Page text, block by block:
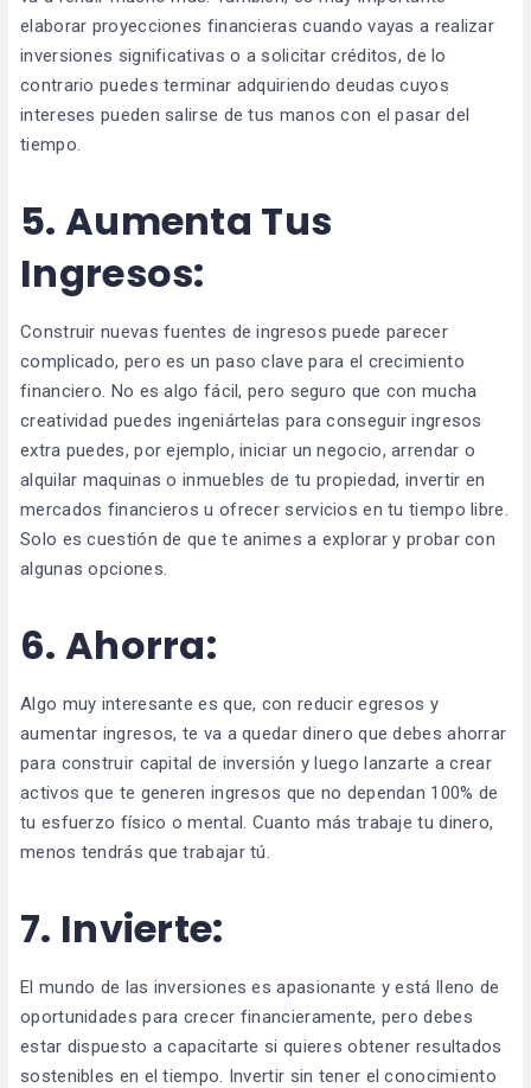
elaborar proyecciones financieras cuando vayas a realizar
inversiones significativas o a solicitar créditos, de lo
contrario puedes terminar adquiriendo deudas cuyos
intereses pueden salirse de tus manos con el pasar del
tiempo.
5. Aumenta Tus
Ingresos:
Construir nuevas fuentes de ingresos puede parecer
complicado, pero es un paso clave para el crecimiento
financiero. No es algo fácil, pero seguro que con mucha
creatividad puedes ingeniártelas para conseguir ingresos
extra puedes, por ejemplo, iniciar un negocio, arrendar o
alquilar maquinas o inmuebles de tu propiedad, invertir en
mercados financieros u ofrecer servicios en tu tiempo libre.
Solo es cuestión de que te animes a explorar y probar con
algunas opciones.
6. Ahorra:
Algo muy interesante es que, con reducir egresos y
aumentar ingresos, te va a quedar dinero que debes ahorrar
para construir capital de inversión y luego lanzarte a crear
activos que te generen ingresos que no dependan 100% de
tu esfuerzo físico o mental. Cuanto más trabaje tu dinero,
menos tendrás que trabajar tú.
7. Invierte:
El mundo de las inversiones es apasionante y está lleno de
oportunidades para crecer financieramente, pero debes
estar dispuesto a capacitarte si quieres obtener resultados
sostenibles en el tiempo. Invertir sin tener el conocimiento